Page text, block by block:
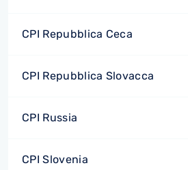
CPI Repubblica Ceca
CPI Repubblica Slovacca
CPI Russia
CPI Slovenia